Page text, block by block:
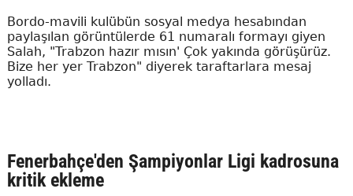
Bordo-mavili kulübün sosyal medya hesabından
paylaşılan görüntülerde 61 numaralı formayı giyen
Salah, "Trabzon hazır mısın' Çok yakında görüşürüz.
Bize her yer Trabzon" diyerek taraftarlara mesaj
yolladı.
Fenerbahçe'den Şampiyonlar Ligi kadrosuna
kritik ekleme